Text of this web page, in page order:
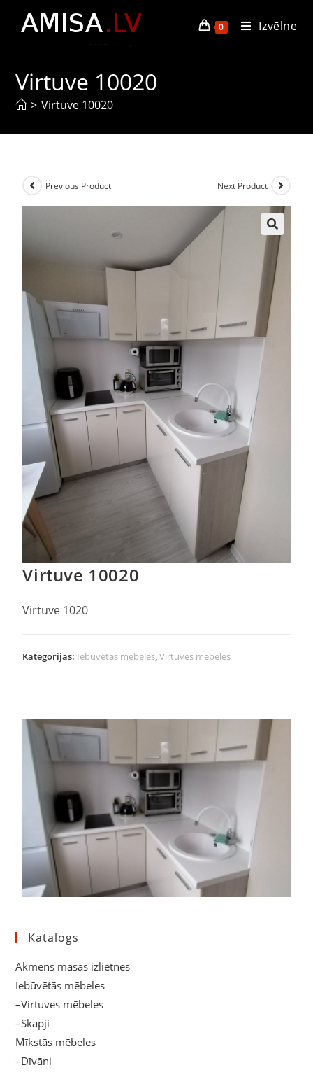
0 Izvēlne
Virtuve 10020
> Virtuve 10020
Previous Product Next Product
Virtuve 10020
Virtuve 1020
Kategorijas: Iebūvētās mēbeles,Virtuves mēbeles
Katalogs
Akmens masas izlietnes
Iebūvētās mēbeles
–Virtuves mēbeles
–Skapji
Mīkstās mēbeles
–Dīvāni